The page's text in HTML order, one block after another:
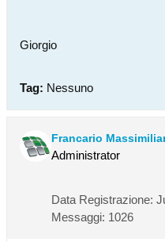
Giorgio
Tag: Nessuno
Francario
Administrator
Data Registrazione:
Messaggi: 1026